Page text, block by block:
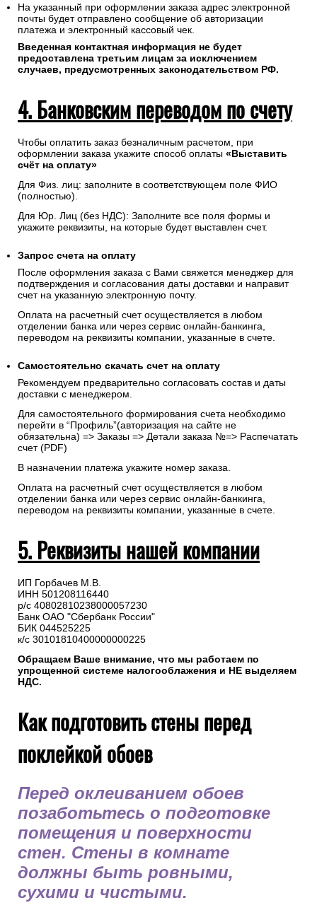
На указанный при оформлении заказа адрес электронной
почты будет отправлено сообщение об авторизации
платежа и электронный кассовый чек.
Введенная контактная информация не будет
предоставлена третьим лицам за исключением
случаев, предусмотренных законодательством РФ.
4. Банковским переводом по счету
Чтобы оплатить заказ безналичным расчетом, при
оформлении заказа укажите способ оплаты «Выставить
счёт на оплату»
Для Физ. лиц: заполните в соответствующем поле ФИО
(полностью).
Для Юр. Лиц (без НДС): Заполните все поля формы и
укажите реквизиты, на которые будет выставлен счет.
Запрос счета на оплату
После оформления заказа с Вами свяжется менеджер для
подтверждения и согласования даты доставки и направит
счет на указанную электронную почту.
Оплата на расчетный счет осуществляется в любом
отделении банка или через сервис онлайн-банкинга,
переводом на реквизиты компании, указанные в счете.
Самостоятельно скачать счет на оплату
Рекомендуем предварительно согласовать состав и даты
доставки с менеджером.
Для самостоятельного формирования счета необходимо
перейти в “Профиль”(авторизация на сайте не
обязательна) => Заказы => Детали заказа №=> Распечатать
счет (PDF)
В назначении платежа укажите номер заказа.
Оплата на расчетный счет осуществляется в любом
отделении банка или через сервис онлайн-банкинга,
переводом на реквизиты компании, указанные в счете.
5. Реквизиты нашей компании
ИП Горбачев М.В.
ИНН 501208116440
р/с 40802810238000057230
Банк ОАО "Сбербанк России"
БИК 044525225
к/с 30101810400000000225
Обращаем Ваше внимание, что мы работаем по
упрощенной системе налогооблажения и НЕ выделяем
НДС.
Как подготовить стены перед
поклейкой обоев
Перед оклеиванием обоев
позаботьтесь о подготовке
помещения и поверхности
стен. Стены в комнате
должны быть ровными,
сухими и чистыми.